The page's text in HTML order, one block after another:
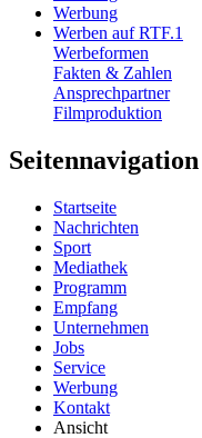
Werbung
Werben auf RTF.1
Werbeformen
Fakten & Zahlen
Ansprechpartner
Filmproduktion
Seitennavigation
Startseite
Nachrichten
Sport
Mediathek
Programm
Empfang
Unternehmen
Jobs
Service
Werbung
Kontakt
Ansicht